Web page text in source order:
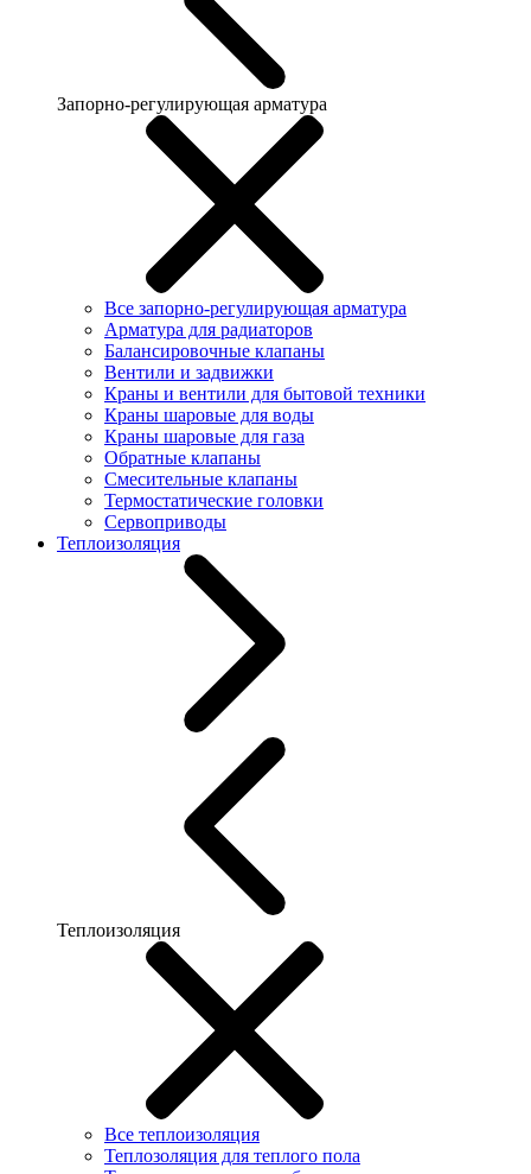
Запорно-регулирующая арматура
Все запорно-регулирующая арматура
Арматура для радиаторов
Балансировочные клапаны
Вентили и задвижки
Краны и вентили для бытовой техники
Краны шаровые для воды
Краны шаровые для газа
Обратные клапаны
Смесительные клапаны
Термостатические головки
Сервоприводы
Теплоизоляция
Теплоизоляция
Все теплоизоляция
Теплозоляция для теплого пола